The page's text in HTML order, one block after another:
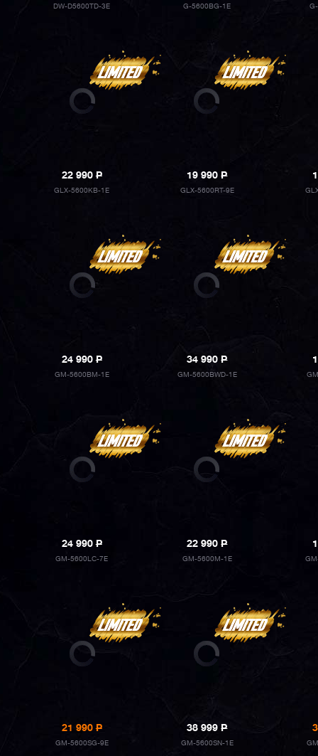
DW-D5600TD-3E G-5600BG-1E
22 990P
GLX-5600KB-1E
19 990P
GLX-5600RT-9E
24 990P
GM-5600BM-1E
34 990P
GM-5600BWD-1E
24 990P
GM-5600LC-7E
22 990P
GM-5600M-1E
21 990P
GM-5600SG-9E
38 999P
GM-5600SN-1E